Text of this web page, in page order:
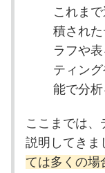
これま
積され
ラフや
ティン
能で分析
ここまでは
説明してきま
ては多くの場